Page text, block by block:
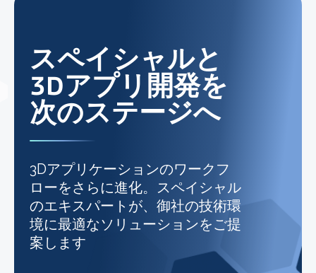
スペイシャルと
3Dアプリ開発を
次のステージへ
3Dアプリケーションのワークフ
ローをさらに進化。スペイシャル
のエキスパートが、御社の技術環
境に最適なソリューションをご提
案します